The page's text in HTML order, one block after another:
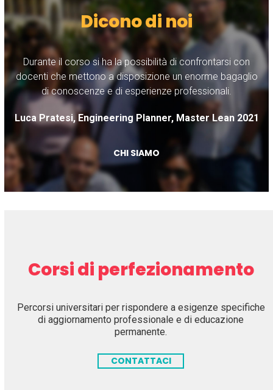
Dicono di noi
Durante il corso si ha la possibilità di confrontarsi con
docenti che mettono a disposizione un enorme bagaglio
di conoscenze e di esperienze professionali.
Luca Pratesi, Engineering Planner, Master Lean 2021
CHI SIAMO
Corsi di perfezionamento
Percorsi universitari per rispondere a esigenze specifiche
di aggiornamento professionale e di educazione
permanente.
CONTATTACI